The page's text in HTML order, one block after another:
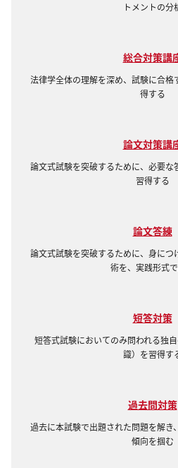
トメントの分
総合対策講
法律学全体の理解を深め、試験に合格
得する
論文対策講
論文式試験を突破するために、必要な
習得する
論文答練
論文式試験を突破するために、身につ
術を、実践形式
短答対策
短答式試験においてのみ問われる独
識）を習得す
過去問対策
過去に本試験で出題された問題を解き
傾向を掴む